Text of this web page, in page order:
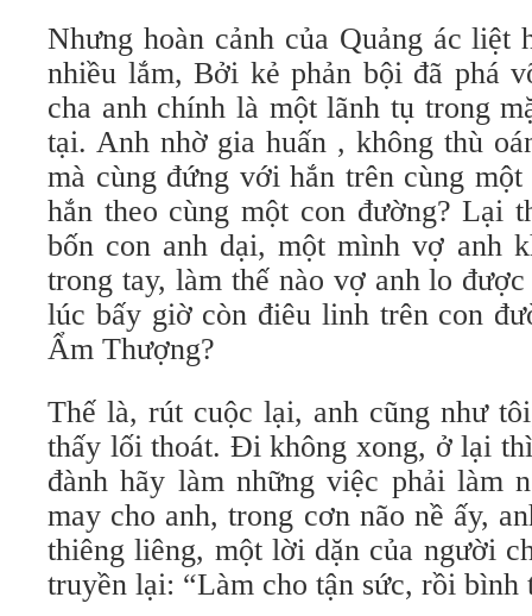
Nhưng hoàn cảnh của Quảng ác liệt
nhiều lắm, Bởi kẻ phản bội đã phá
cha anh chính là một lãnh tụ trong
tại. Anh nhờ gia huấn , không thù
mà cùng đứng với hắn trên cùng
hắn theo cùng một con đường? Lại
bốn con anh dại, một mình vợ anh
trong tay, làm thế nào vợ anh lo
lúc bấy giờ còn điêu linh trên con
Ẩm Thượng?
Thế là, rút cuộc lại, anh cũng như
thấy lối thoát. Đi không xong, ở lại
đành hãy làm những việc phải làm
may cho anh, trong cơn não nề ấy,
thiêng liêng, một lời dặn của người
truyền lại: “Làm cho tận sức, rồi bình